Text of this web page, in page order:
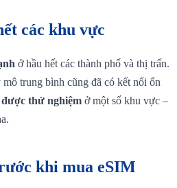
các khu vực
ở hầu hết các thành phố và thị trấn.
trung bình cũng đã có kết nối ổn
thử nghiệm ở một số khu vực –
khi mua eSIM